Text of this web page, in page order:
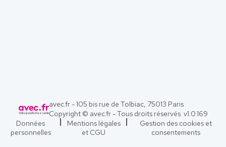
avec.fr - 105 bis rue de Tolbiac, 75013 Paris
Copyright © avec.fr - Tous droits réservés. v1.0.169
Données
personnelles
Mentions légales
et CGU
Gestion des cookies et
consentements